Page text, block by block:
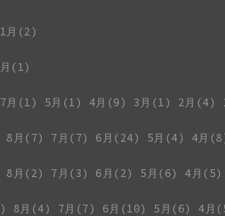
1月(2)
(1)
7月(1) 5月(1) 4月(9) 3月(1) 2月(4)
8月(7) 7月(7) 6月(24) 5月(4) 4月
8月(2) 7月(3) 6月(2) 5月(6) 4月(5)
8月(4) 7月(7) 6月(10) 5月(6) 4月